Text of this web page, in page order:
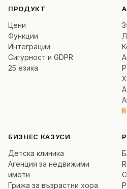
ПРОДУКТ
Цени
Функции
Интеграции
Сигурност и GDPR
25 езика
БИЗНЕС КАЗУСИ
Детска клиника
Агенция за недвижими
имоти
Грижа за възрастни хора